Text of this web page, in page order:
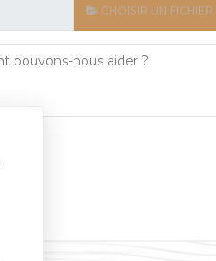
CHOISIR UN FICHIER